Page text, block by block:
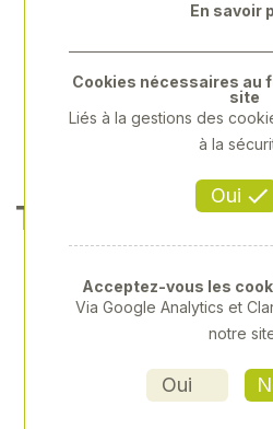
TONDEUSE
LE À 2
Référence: UKA-
soit 634,80
En savoir
Oui
Cookies nécessaires au
site
Liés à la gestions des
à la
Oui
Acceptez-vous les
Via Google Analytics et
notre